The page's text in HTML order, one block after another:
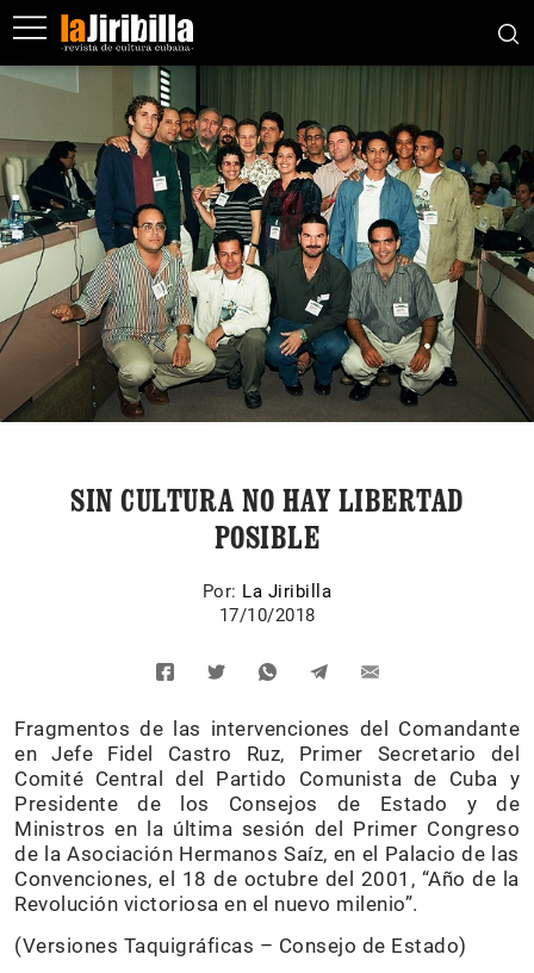
SIN CULTURA NO HAY LIBERTAD
POSIBLE
Por: La Jiribilla
17/10/2018
Fragmentos de las intervenciones del Comandante
en Jefe Fidel Castro Ruz, Primer Secretario del
Comité Central del Partido Comunista de Cuba y
Presidente de los Consejos de Estado y de
Ministros en la última sesión del Primer Congreso
de la Asociación Hermanos Saíz, en el Palacio de las
Convenciones, el 18 de octubre del 2001, “Año de la
Revolución victoriosa en el nuevo milenio”.
(Versiones Taquigráficas – Consejo de Estado)